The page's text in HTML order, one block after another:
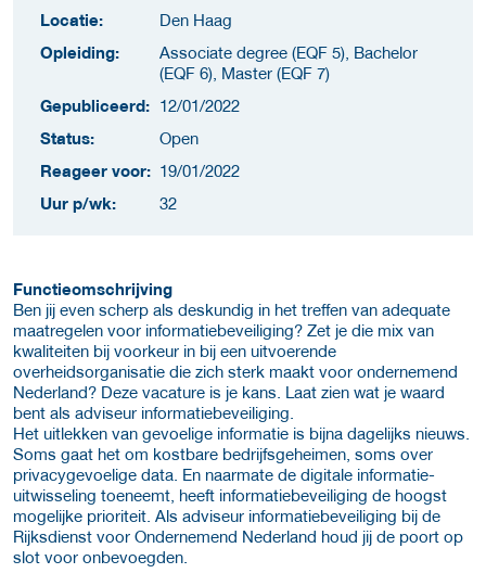
Locatie:
Den Haag
Opleiding:
Associate degree (EQF 5), Bachelor
(EQF 6), Master (EQF 7)
Gepubliceerd: 12/01/2022
Status:
Open
Reageer voor: 19/01/2022
Uur p/wk:
32
Functieomschrijving
Ben jij even scherp als deskundig in het treffen van adequate
maatregelen voor informatiebeveiliging? Zet je die mix van
kwaliteiten bij voorkeur in bij een uitvoerende
overheidsorganisatie die zich sterk maakt voor ondernemend
Nederland? Deze vacature is je kans. Laat zien wat je waard
bent als adviseur informatiebeveiliging.
Het uitlekken van gevoelige informatie is bijna dagelijks nieuws.
Soms gaat het om kostbare bedrijfsgeheimen, soms over
privacygevoelige data. En naarmate de digitale informatie-
uitwisseling toeneemt, heeft informatiebeveiliging de hoogst
mogelijke prioriteit. Als adviseur informatiebeveiliging bij de
Rijksdienst voor Ondernemend Nederland houd jij de poort op
slot voor onbevoegden.